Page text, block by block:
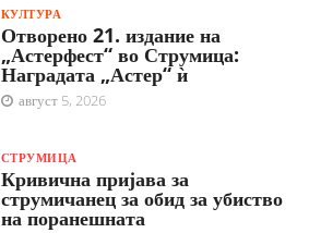
КУЛТУРА
Отворено 21. издание на
„Астерфест“ во Струмица:
Наградата „Астер“ ѝ
август 5, 2026
СТРУМИЦА
Кривична пријава за
струмичанец за обид за убиство
на поранешната